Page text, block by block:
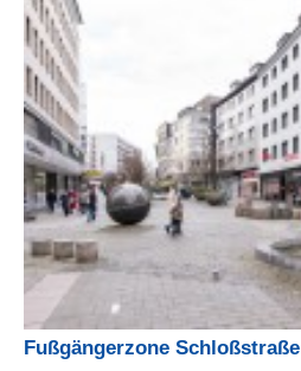
Fußgängerzone Schloßstraße